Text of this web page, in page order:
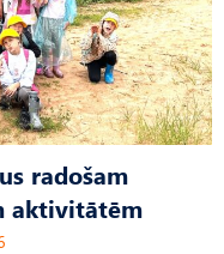
radošam
aktivitātēm